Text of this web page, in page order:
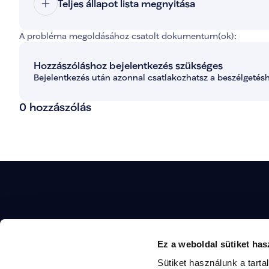
Ez a weboldal sütiket
Sütiket használunk a
Teljes állapot lista megnyitása
A probléma megoldásához csatolt dokumentum(ok):
Hozzászóláshoz bejelentkezés szükséges
Bejelentkezés után azonnal csatlakozhatsz a
0 hozzászólás
készíteni a
tevékenységei iránt,